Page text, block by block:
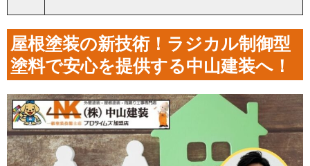
屋根塗装の新技術！ラジカル制御型
塗料で安心を提供する中山建装へ！